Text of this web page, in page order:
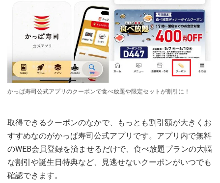
かっぱ寿司公式アプリのクーポンで食べ放題や限定セットが割引に！
取得できるクーポンのなかで、もっとも割引額が大きくお
すすめなのがかっぱ寿司公式アプリです。アプリ内で無料
のWEB会員登録を済ませるだけで、食べ放題プランの大幅
な割引や誕生日特典など、見逃せないクーポンがいつでも
確認できます。